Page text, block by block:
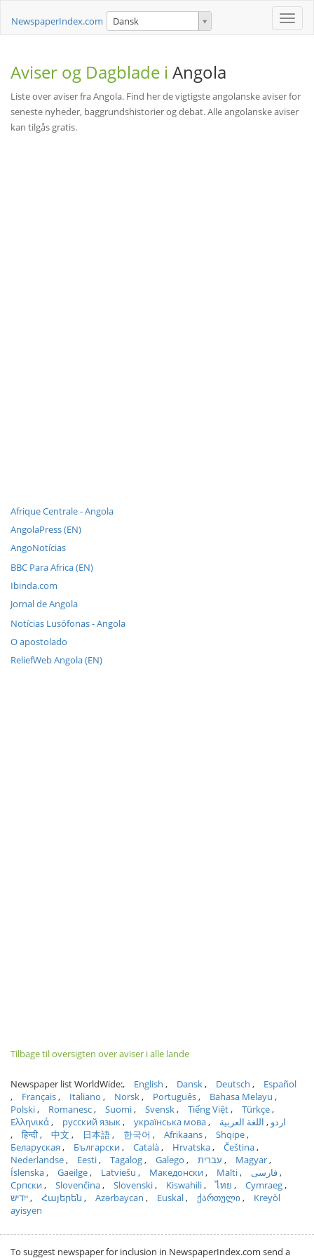
Toggle
NewspaperIndex.com Dansk
Aviser og Dagblade i Angola
Liste over aviser fra Angola. Find her de vigtigste angolanske aviser for
seneste nyheder, baggrundshistorier og debat. Alle angolanske aviser
kan tilgås gratis.
Afrique Centrale - Angola
AngolaPress (EN)
AngoNotícias
BBC Para Africa (EN)
Ibinda.com
Jornal de Angola
Notícias Lusófonas - Angola
O apostolado
ReliefWeb Angola (EN)
Tilbage til oversigten over aviser i alle lande
Newspaper list WorldWide: English Dansk Deutsch
Español
Français
Italiano Norsk Português
Bahasa Melayu
Polski
Romanesc Suomi Svensk Tiếng Việt
Türkçe
Ελληνικά
русский язык українська мова اردو
اللغة العربية
हिन्दी
中文 日本語 한국어 Afrikaans
Shqipe
Беларуская
Български Català Hrvatska
Čeština
Nederlandse
Eesti Tagalog Galego עברית
Magyar
Íslenska
Gaeilge Latviešu Македонски Malti
فارسی
Српски
Slovenčina Slovenski Kiswahili ไทย
Cymraeg
ייִדיש
Հայերեն Azərbaycan Euskal ქართული
Kreyòl
ayisyen
To suggest newspaper for inclusion in NewspaperIndex.com send a